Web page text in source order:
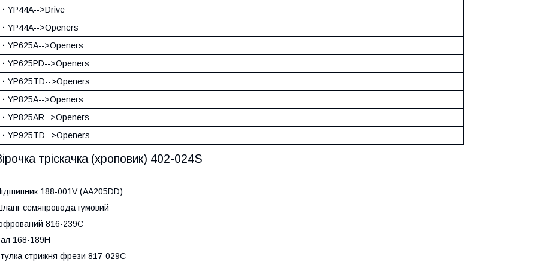
· YP44A-->Drive
· YP44A-->Openers
· YP625A-->Openers
· YP625PD-->Openers
· YP625TD-->Openers
· YP825A-->Openers
· YP825AR-->Openers
· YP925TD-->Openers
тріскачка (хроповик) 402-024S
188-001V (AA205DD)
семяпровода гумовий
816-239C
168-189H
стрижня фрези 817-029C